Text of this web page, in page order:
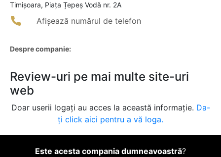
Timişoara, Piața Țepeș Vodă nr. 2A
Afișează numărul de telefon
Despre companie:
Review-uri pe mai multe site-uri
web
Doar userii logați au acces la această informație. Da-
ți click aici pentru a vă loga.
Este acesta compania dumneavoastră?